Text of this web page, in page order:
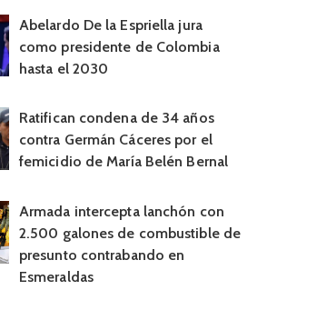
Abelardo De la Espriella jura
como presidente de Colombia
hasta el 2030
Ratifican condena de 34 años
contra Germán Cáceres por el
femicidio de María Belén Bernal
Armada intercepta lanchón con
2.500 galones de combustible de
presunto contrabando en
Esmeraldas